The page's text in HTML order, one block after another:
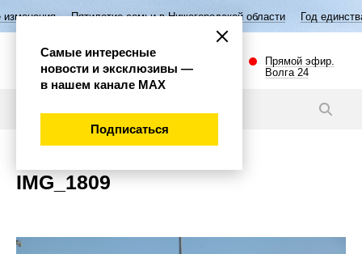
Пятилетие семьи в Нижегородской области Год
Прямой эфир.
Волга 24
IMG_1809
Самые интересные
новости и эксклюзивы —
в нашем канале МАХ
Подписаться